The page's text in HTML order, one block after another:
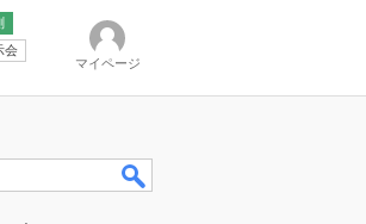
会
マイページ